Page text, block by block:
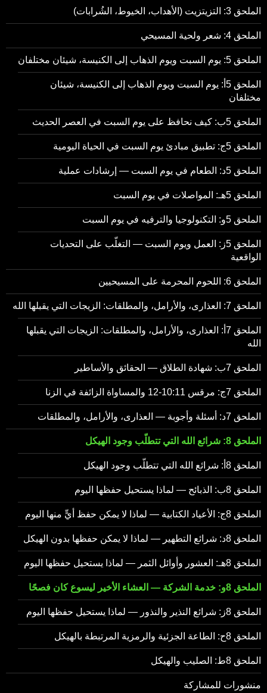
الملحق 3: التزيتزيت (الأهداب، الخيوط، الشُرابات)
الملحق 4: شعر ولحية المسيحي
الملحق 5: يوم السبت ويوم الذهاب إلى الكنيسة، شيئان مختلفان
الملحق 5أ: يوم السبت ويوم الذهاب إلى الكنيسة، شيئان
مختلفان
الملحق 5ب: كيف نحافظ على يوم السبت في العصر الحديث
الملحق 5ج: تطبيق مبادئ يوم السبت في الحياة اليومية
الملحق 5د: الطعام في يوم السبت — إرشادات عملية
الملحق 5هـ: المواصلات في يوم السبت
الملحق 5و: التكنولوجيا والترفيه في يوم السبت
الملحق 5ز: العمل ويوم السبت — التغلّب على التحديات
الواقعية
الملحق 6: اللحوم المحرمة على المسيحيين
الملحق 7: العذارى، والأرامل، والمطلقات: الزيجات التي يقبلها الله
الملحق 7أ: العذارى، والأرامل، والمطلقات: الزيجات التي يقبلها
الله
الملحق 7ب: شهادة الطلاق — الحقائق والأساطير
الملحق 7ج: مرقس 10:11-12 والمساواة الزائفة في الزنا
الملحق 7د: أسئلة وأجوبة — العذارى، والأرامل، والمطلقات
الملحق 8: شرائع الله التي تتطلّب وجود الهيكل
الملحق 8أ: شرائع الله التي تتطلّب وجود الهيكل
الملحق 8ب: الذبائح — لماذا يستحيل حفظها اليوم
الملحق 8ج: الأعياد الكتابية — لماذا لا يمكن حفظ أيٍّ منها اليوم
الملحق 8د: شرائع التطهير — لماذا لا يمكن حفظها بدون الهيكل
الملحق 8هـ: العشور وأوائل الثمر — لماذا يستحيل حفظها اليوم
الملحق 8و: خدمة الشركة — العشاء الأخير ليسوع كان فصحًا
الملحق 8ز: شرائع النذير والنذور — لماذا يستحيل حفظها اليوم
الملحق 8ح: الطاعة الجزئية والرمزية المرتبطة بالهيكل
الملحق 8ط: الصليب والهيكل
منشورات للمشاركة